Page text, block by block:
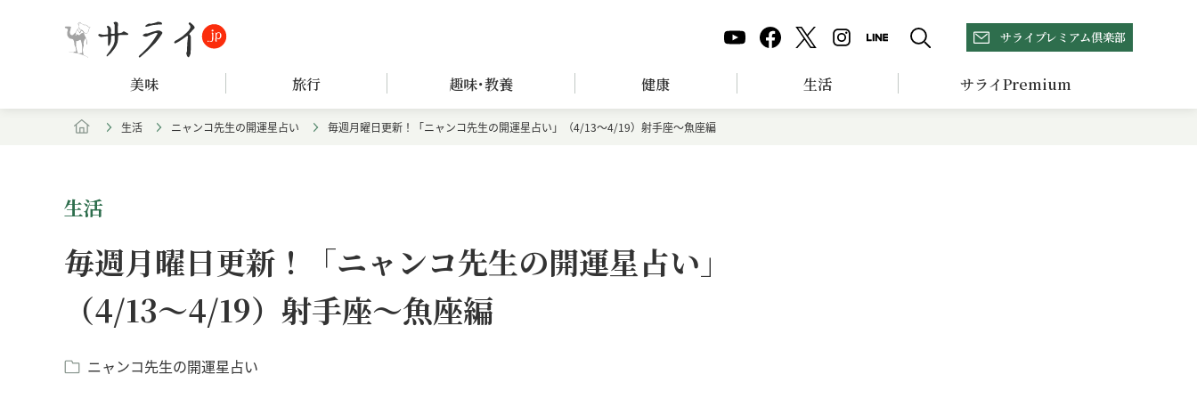
サライプレミアム倶楽部
美味 旅行 趣味･教養 健康 生活 サライPremium
生活 ニャンコ先生の開運星占い 毎週月曜日更新！「ニャンコ先生の開運星占い」（4/13～4/19）射手座～魚座編
生活
毎週月曜日更新！「ニャンコ先生の開運星占い」
（4/13～4/19）射手座～魚座編
ニャンコ先生の開運星占い